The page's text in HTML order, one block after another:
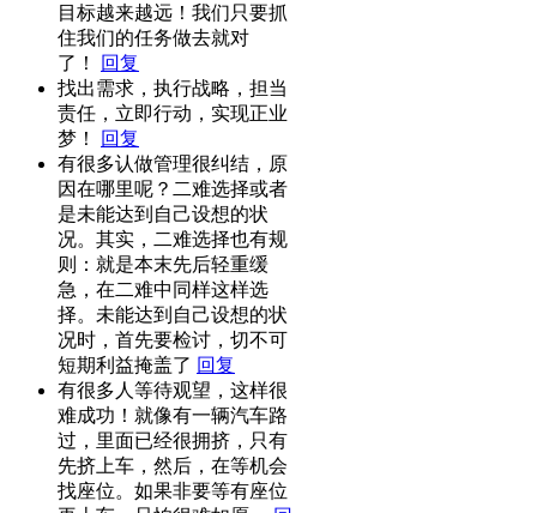
目标越来越远！我们只要抓
住我们的任务做去就对
了！
回复
找出需求，执行战略，担当
责任，立即行动，实现正业
梦！
回复
有很多认做管理很纠结，原
因在哪里呢？二难选择或者
是未能达到自己设想的状
况。其实，二难选择也有规
则：就是本末先后轻重缓
急，在二难中同样这样选
择。未能达到自己设想的状
况时，首先要检讨，切不可
短期利益掩盖了 回复
有很多人等待观望，这样很
难成功！就像有一辆汽车路
过，里面已经很拥挤，只有
先挤上车，然后，在等机会
找座位。如果非要等有座位